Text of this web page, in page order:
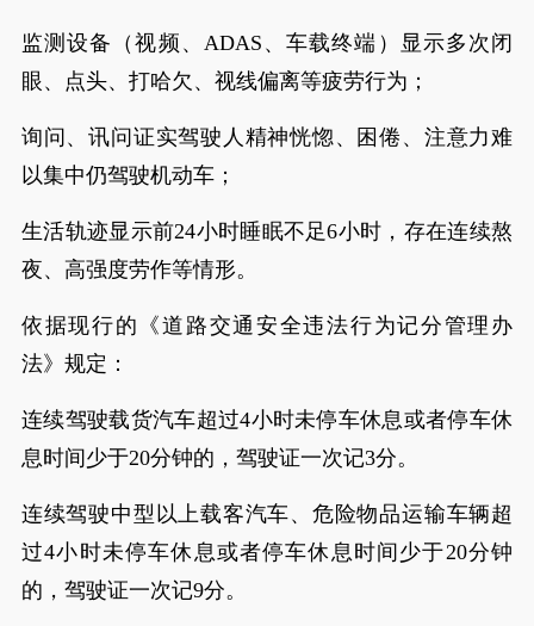
监测设备（视频、ADAS、车载终端）显示多次闭
眼、点头、打哈欠、视线偏离等疲劳行为；
询问、讯问证实驾驶人精神恍惚、困倦、注意力难
以集中仍驾驶机动车；
生活轨迹显示前24小时睡眠不足6小时，存在连续熬
夜、高强度劳作等情形。
依据现行的《道路交通安全违法行为记分管理办
法》规定：
连续驾驶载货汽车超过4小时未停车休息或者停车休
息时间少于20分钟的，驾驶证一次记3分。
连续驾驶中型以上载客汽车、危险物品运输车辆超
过4小时未停车休息或者停车休息时间少于20分钟
的，驾驶证一次记9分。